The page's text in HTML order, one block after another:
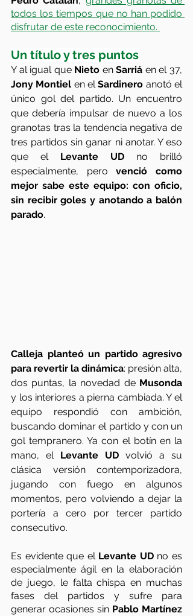
todos los tiempos que no han podido
disfrutar de este reconocimiento.
Un título y tres puntos
Y al igual que Nieto en Sarriá
Jony Montiel en el Sardinero anotó el
único gol del partido. Un encuentro
que debería impulsar de nuevo a los
granotas tras la tendencia negativa de
tres partidos sin ganar ni anotar. Y eso
que el Levante UD no brilló
especialmente, pero venció como
mejor sabe este equipo: con oficio,
sin recibir goles y anotando a balón
parado.
Calleja planteó un partido agresivo
para revertir la dinámica: presión alta,
dos puntas, la novedad de
y los interiores a pierna cambiada. Y el
equipo respondió con ambición,
buscando dominar el partido y con un
gol tempranero. Ya con el botín en la
mano, el Levante UD volvió a su
clásica versión contemporizadora,
jugando con fuego en algunos
momentos, pero volviendo a dejar la
portería a cero por tercer partido
consecutivo.
Es evidente que el Levante UD no es
especialmente ágil en la elaboración
de juego, le falta chispa en muchas
fases del partidos y sufre para
generar ocasiones sin Pablo Martínez